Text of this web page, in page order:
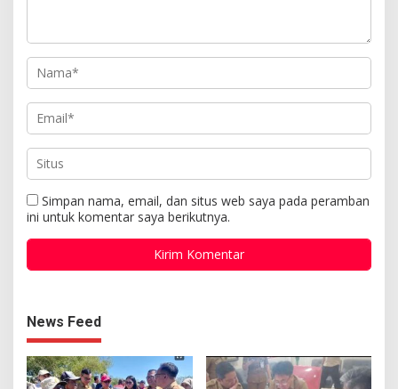
Simpan nama, email, dan situs web saya pada peramban
ini untuk komentar saya berikutnya.
News Feed